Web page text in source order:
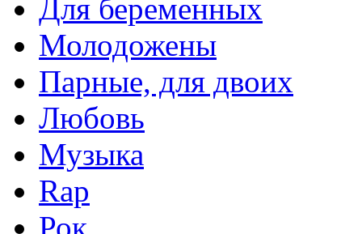
Для беременных
Молодожены
Парные, для двоих
Любовь
Музыка
Rap
Рок